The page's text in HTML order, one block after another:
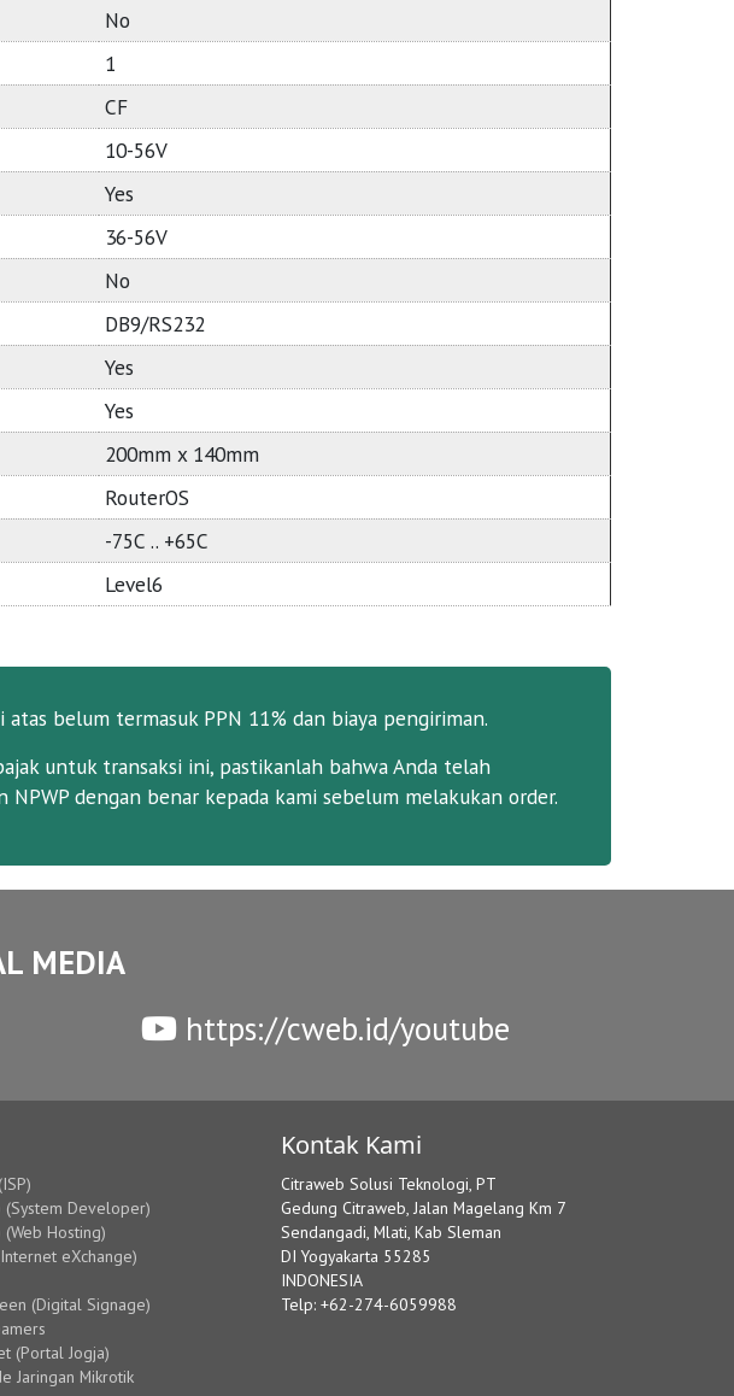
No
1
CF
10-56V
Yes
36-56V
No
DB9/RS232
Yes
Yes
200mm x 140mm
RouterOS
-75C .. +65C
Level6
belum termasuk PPN 11% dan biaya pengiriman.
untuk transaksi ini, pastikanlah bahwa Anda telah
NPWP dengan benar kepada kami sebelum melakukan order.
MEDIA
https://cweb.id/youtube
(System Developer)
Hosting)
eXchange)
(Digital Signage)
(Portal Jogja)
Jaringan Mikrotik
Kontak Kami
Citraweb Solusi Teknologi, PT
Gedung Citraweb, Jalan Magelang Km 7
Sendangadi, Mlati, Kab Sleman
DI Yogyakarta 55285
INDONESIA
Telp: +62-274-6059988